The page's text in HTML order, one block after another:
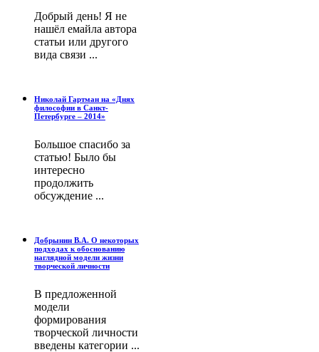
Добрый день! Я не
нашёл емайла автора
статьи или другого
вида связи ...
Николай Гартман на «Днях
философии в Санкт-
Петербурге – 2014»
Большое спасибо за
статью! Было бы
интересно
продолжить
обсуждение ...
Добрынин В.А. О некоторых
подходах к обоснованию
наглядной модели жизни
творческой личности
В предложенной
модели
формирования
творческой личности
введены категории ...